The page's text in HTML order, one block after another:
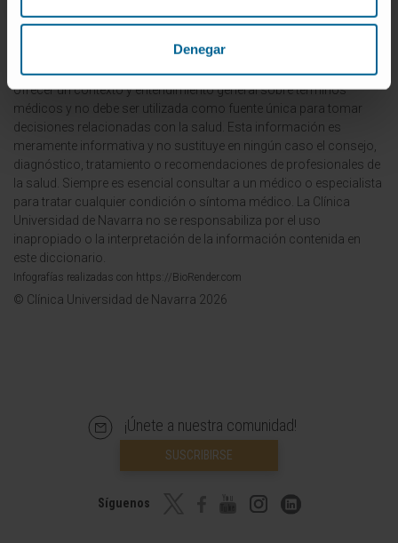
Denegar
La información proporcionada en este Diccionario Médico de la
Clínica Universidad de Navarra tiene como objetivo principal
ofrecer un contexto y entendimiento general sobre términos
médicos y no debe ser utilizada como fuente única para tomar
decisiones relacionadas con la salud. Esta información es
meramente informativa y no sustituye en ningún caso el consejo,
diagnóstico, tratamiento o recomendaciones de profesionales de
la salud. Siempre es esencial consultar a un médico o especialista
para tratar cualquier condición o síntoma médico. La Clínica
Universidad de Navarra no se responsabiliza por el uso
inapropiado o la interpretación de la información contenida en
este diccionario.
Infografías realizadas con https://BioRender.com
© Clínica Universidad de Navarra 2026
¡Únete a nuestra comunidad!
SUSCRIBIRSE
Síguenos